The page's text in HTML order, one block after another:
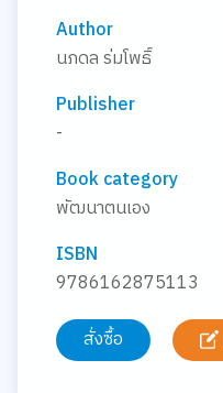
Author
นภดล ร่มโพธิ์
Publisher
-
Book category
พัฒนาตนเอง
ISBN
9786162875113
สั่งซื้อ